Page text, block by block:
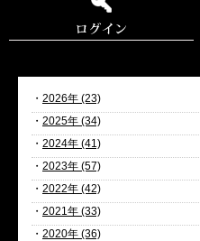
・ 2026年 (23)
・ 2025年 (34)
・ 2024年 (41)
・ 2023年 (57)
・ 2022年 (42)
・ 2021年 (33)
・ 2020年 (36)